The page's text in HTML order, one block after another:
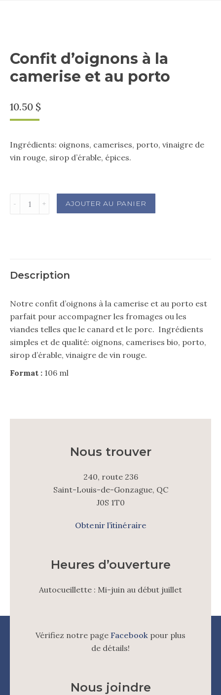
Confit d’oignons à la
camerise et au porto
10.50 $
Ingrédients: oignons, camerises, porto, vinaigre de
vin rouge, sirop d’érable, épices.
Confit
d’oignons
au
quantity
AJOUTER AU PANIER
Description
Notre confit d’oignons à la camerise et au porto est
parfait pour accompagner les fromages ou les
viandes telles que le canard et le porc. Ingrédients
simples et de qualité: oignons, camerises bio, porto,
sirop d’érable, vinaigre de vin rouge.
Format : 106 ml
Nous trouver
240, route 236
Saint-Louis-de-Gonzague, QC
J0S 1T0
Obtenir l’itinéraire
Heures d’ouverture
Autocueillette : Mi-juin au début juillet
Vérifiez notre page Facebook pour plus
de détails!
Nous joindre